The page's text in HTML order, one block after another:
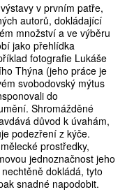
v prvním patře,
autorů, dokládající
množství a ve výběru
jako přehlídka
fotografie Lukáše
Thýna (jeho práce je
svobodovský mýtus
do
Shromážděné
důvod k úvahám,
podezření z kýče.
prostředky,
jednoznačnost jeho
dokládá, tyto
snadné napodobit.